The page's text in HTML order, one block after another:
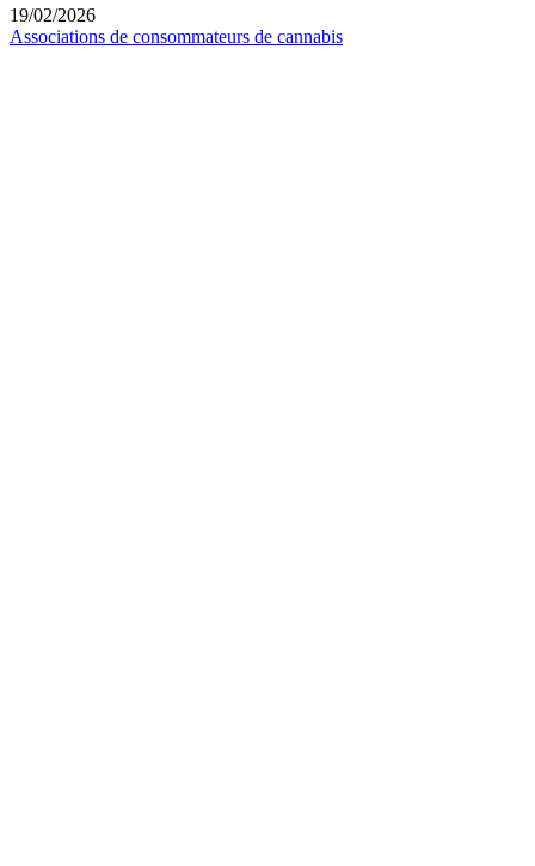
19/02/2026
Associations de consommateurs de cannabis